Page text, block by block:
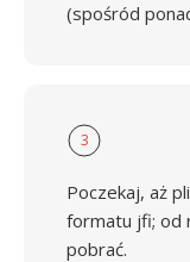
(spośród
3
Poczekaj, aż
formatu jfi; od
pobrać.